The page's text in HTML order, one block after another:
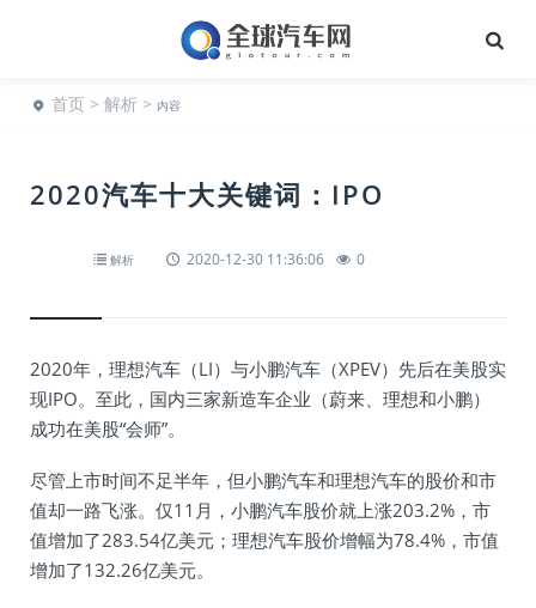
首页 > 解析 > 内容
2020汽车十大关键词：IPO
解析 2020-12-30 11:36:06 0
2020年，理想汽车（LI）与小鹏汽车（XPEV）先后在美股实
现IPO。至此，国内三家新造车企业（蔚来、理想和小鹏）
成功在美股“会师”。
尽管上市时间不足半年，但小鹏汽车和理想汽车的股价和市
值却一路飞涨。仅11月，小鹏汽车股价就上涨203.2%，市
值增加了283.54亿美元；理想汽车股价增幅为78.4%，市值
增加了132.26亿美元。